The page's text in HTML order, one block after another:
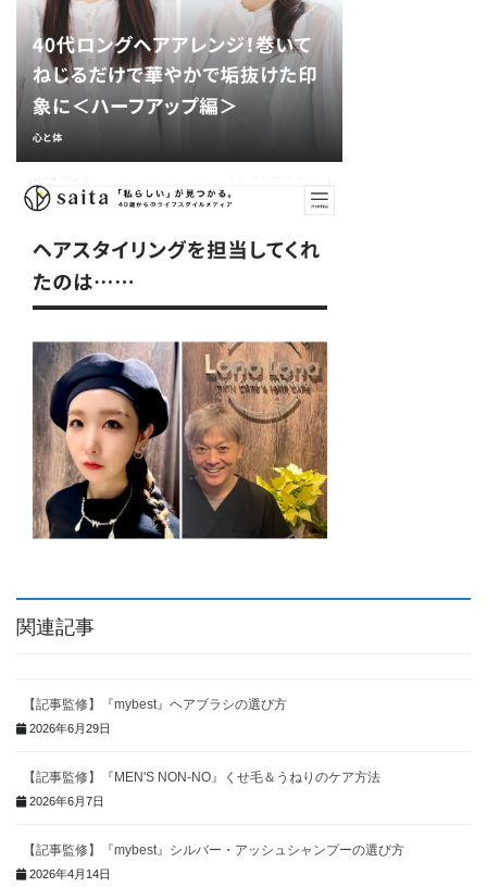
関連記事
【記事監修】『mybest』ヘアブラシの選び方
2026年6月29日
【記事監修】『MEN'S NON-NO』くせ毛＆うねりのケア方法
2026年6月7日
【記事監修】『mybest』シルバー・アッシュシャンプーの選び方
2026年4月14日